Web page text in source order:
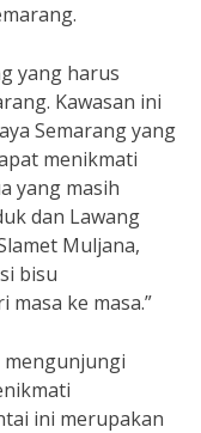
yang harus
Kawasan ini
Semarang yang
menikmati
yang masih
dan Lawang
Muljana,
bisu
ke masa.”
mengunjungi
ini merupakan